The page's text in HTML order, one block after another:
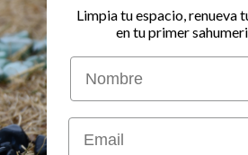
Limpia tu espacio, renueva
en tu primer
Nombre
Email